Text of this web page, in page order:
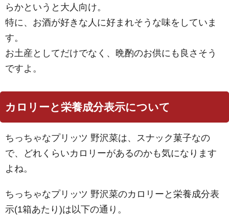
らかというと大人向け。
特に、お酒が好きな人に好まれそうな味をしていま
す。
お土産としてだけでなく、晩酌のお供にも良さそう
ですよ。
カロリーと栄養成分表示について
ちっちゃなプリッツ 野沢菜は、スナック菓子なの
で、どれくらいカロリーがあるのかも気になります
よね。
ちっちゃなプリッツ 野沢菜のカロリーと栄養成分表
示(1箱あたり)は以下の通り。